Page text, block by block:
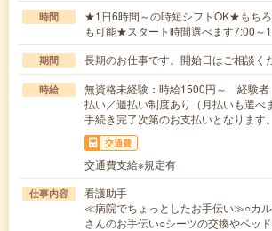
時間
★1日6時間～の時短シフトOK★もちろ
も可能★スタート時間選べます7:00～
期間 長期のお仕事です。開始日はご相談
時給
無資格未経験：時給1500円～ 経験
払い／週払い制度あり（月払いも選べ
手続き完了次第のお支払いとなります。
交通費
交通費支給※規定有
仕事内容
看護助手
≪病院でちょっとしたお手伝い≫○カ
さんのお手伝い○シーツの交換やベッ